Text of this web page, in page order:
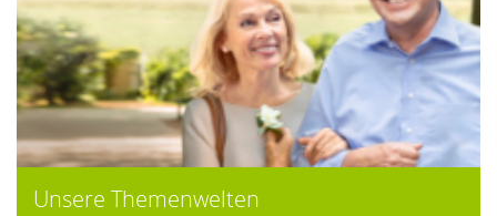
Unsere Themenwelten